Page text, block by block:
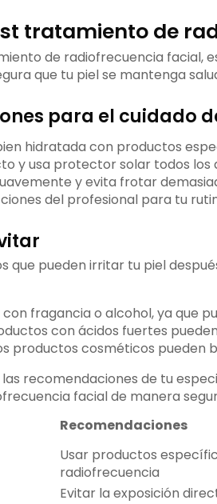
tratamiento de
de radiofrecuencia facial,
que tu piel se mantenga
para el cuidado
hidratada con productos
y usa protector solar todos los
y evita frotar
del profesional para tu
que pueden irritar tu piel
fragancia o alcohol, ya que
con ácidos fuertes
productos cosméticos pueden
recomendaciones de tu
facial de manera
Recomendaciones
Usar productos
radiofrecuencia
Evitar la exposición